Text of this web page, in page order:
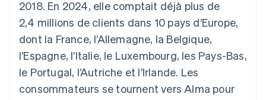
Authorization
Acceptation
optimisée
Paiements
accélérés
Financial
Connections
des données
Par secteur
Entreprises d'IA
Économie des
créateurs
Jeux
loisirs
services avec des
agents
Ressources
Intégrations
presse
Stripe Press
Contact
Contacter notre équipe
2018. En 2024, elle comptait déjà plus de
2,4 millions de clients dans 10 pays d’Europe,
dont la France, l’Allemagne, la Belgique,
l’Espagne, l’Italie, le Luxembourg, les Pays-Bas,
le Portugal, l’Autriche et l’Irlande. Les
consommateurs se tournent vers Alma pour